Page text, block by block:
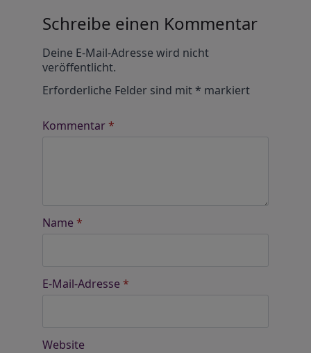
Schreibe einen Kommentar
Deine E-Mail-Adresse wird nicht
veröffentlicht.
Erforderliche Felder sind mit* markiert
Kommentar*
Name *
E-Mail-Adresse *
Website